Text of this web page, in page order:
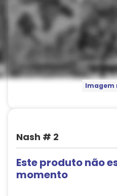
Imagem
Nash # 2
Este produto não
momento